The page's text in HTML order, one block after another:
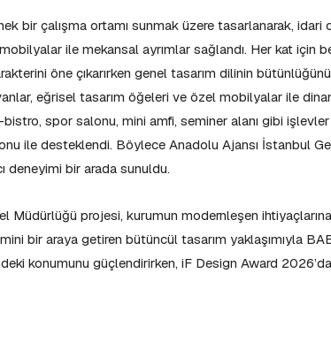
bir çalışma ortamı sunmak üzere tasarlanarak, idari
ile mekansal ayrımlar sağlandı. Her kat için
öne çıkarırken genel tasarım dilinin
eğrisel tasarım öğeleri ve özel mobilyalar ile
spor salonu, mini amfi, seminer alanı gibi
ile desteklendi. Böylece Anadolu Ajansı İstanbul
deneyimi bir arada sunuldu.
Müdürlüğü projesi, kurumun modernleşen
bir araya getiren bütüncül tasarım yaklaşımıyla
konumunu güçlendirirken, iF Design Award 2026’da